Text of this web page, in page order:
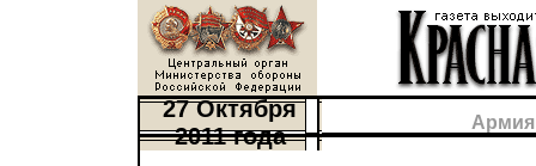
27 Октября
2011 года